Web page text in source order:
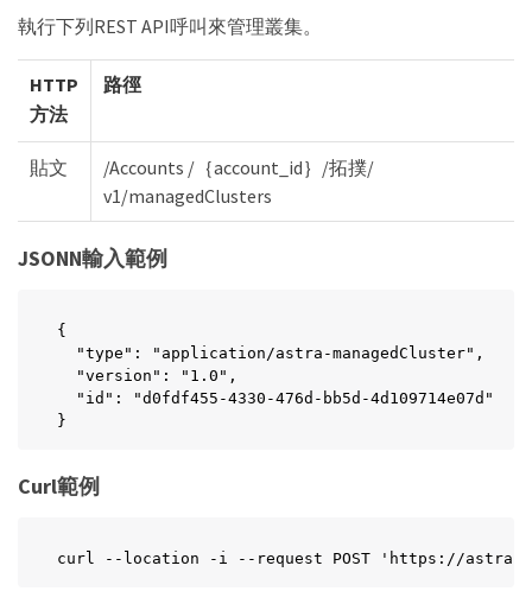
執行下列REST API呼叫來管理叢集。
HTTP
方法
路徑
貼文
/Accounts /｛account_id｝/拓撲/
v1/managedClusters
JSONN輸入範例
{
  "type": "application/astra-managedCluster",
  "version": "1.0",
  "id": "d0fdf455-4330-476d-bb5d-4d109714e07d"
}
Curl範例
curl --location -i --request POST 'https://